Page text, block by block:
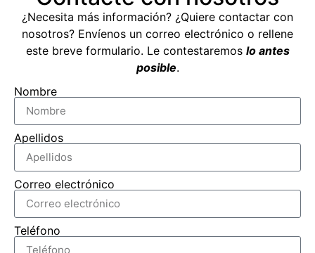
¿Necesita más información? ¿Quiere contactar con
nosotros? Envíenos un correo electrónico o rellene
este breve formulario. Le contestaremos lo antes
posible.
Nombre
Apellidos
Correo electrónico
Teléfono